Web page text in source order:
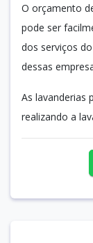
O orçamento
pode ser
dos serviços
dessas
As lavanderias
realizando a